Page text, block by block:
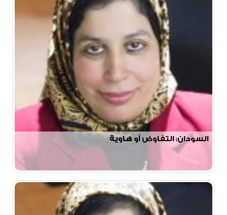
السودان: التفاوض أو هاوية